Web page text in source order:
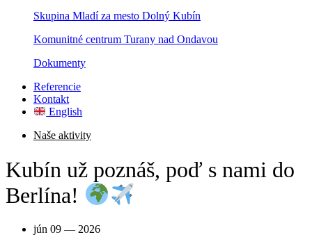
Skupina Mladí za mesto Dolný Kubín
Komunitné centrum Turany nad Ondavou
Dokumenty
Referencie
Kontakt
English
Naše aktivity
Kubín už poznáš, poď s nami do
Berlína!
jún 09 — 2026